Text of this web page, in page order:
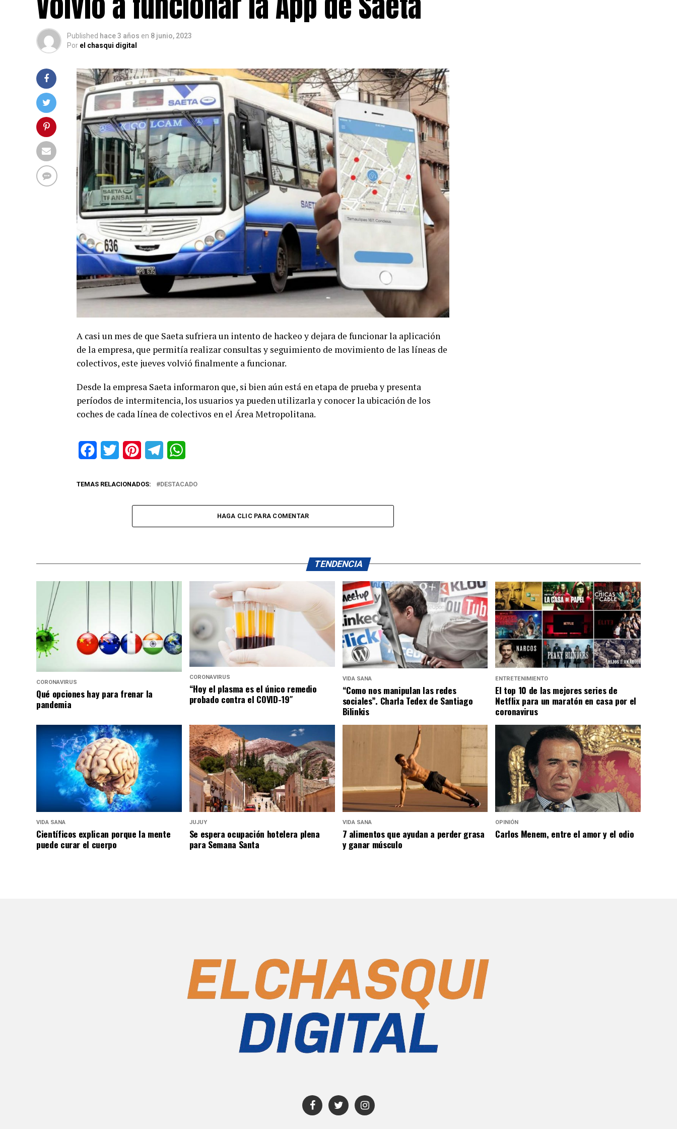
Published hace 3 años en 8 junio, 2023
Por el chasqui digital
A casi un mes de que Saeta sufriera un intento de hackeo y dejara de funcionar la aplicación
de la empresa, que permitía realizar consultas y seguimiento de movimiento de las líneas de
colectivos, este jueves volvió finalmente a funcionar.
Desde la empresa Saeta informaron que, si bien aún está en etapa de prueba y presenta
períodos de intermitencia, los usuarios ya pueden utilizarla y conocer la ubicación de los
coches de cada línea de colectivos en el Área Metropolitana.
FacebookTwitter PinterestTelegram
TEMAS RELACIONADOS: DESTACADO
HAGA CLIC PARA COMENTAR
TENDENCIA
CORONAVIRUS
Qué opciones hay para frenar la
pandemia
CORONAVIRUS
“Hoy el plasma es el único remedio
probado contra el COVID-19″
VIDA SANA
“Como nos manipulan las redes
sociales”. Charla Tedex de Santiago
Bilinkis
ENTRETENIMIENTO
El top 10 de las mejores series de
Netflix para un maratón en casa por el
coronavirus
VIDA SANA
Científicos explican porque la mente
puede curar el cuerpo
JUJUY
Se espera ocupación hotelera plena
para Semana Santa
VIDA SANA
7 alimentos que ayudan a perder grasa
y ganar músculo
OPINIÓN
Carlos Menem, entre el amor y el odio